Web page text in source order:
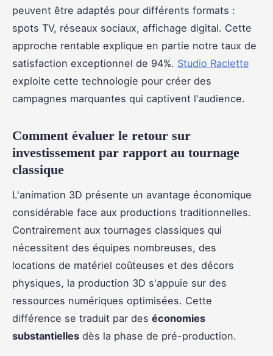
peuvent être adaptés pour différents formats :
spots TV, réseaux sociaux, affichage digital. Cette
approche rentable explique en partie notre taux de
satisfaction exceptionnel de 94%. Studio Raclette
exploite cette technologie pour créer des
campagnes marquantes qui captivent l'audience.
Comment évaluer le retour sur
investissement par rapport au tournage
classique
L'animation 3D présente un avantage économique
considérable face aux productions traditionnelles.
Contrairement aux tournages classiques qui
nécessitent des équipes nombreuses, des
locations de matériel coûteuses et des décors
physiques, la production 3D s'appuie sur des
ressources numériques optimisées. Cette
différence se traduit par des économies
substantielles dès la phase de pré-production.